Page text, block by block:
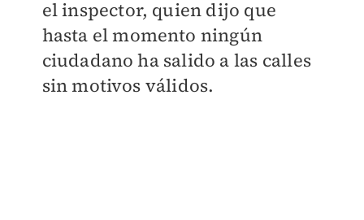
el inspector, quien dijo que
hasta el momento ningún
ciudadano ha salido a las calles
sin motivos válidos.